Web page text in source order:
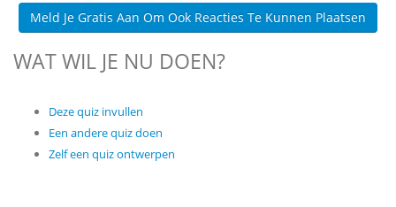
Meld Je Gratis Aan Om Ook Reacties Te Kunnen Plaatsen
WAT WIL JE NU DOEN?
Deze quiz invullen
Een andere quiz doen
Zelf een quiz ontwerpen